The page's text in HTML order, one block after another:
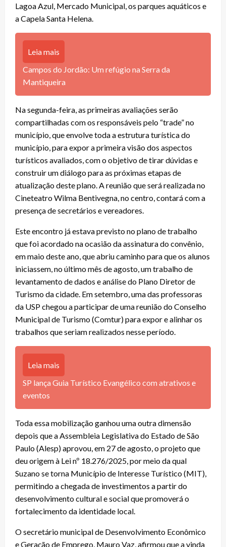
Lagoa Azul, Mercado Municipal, os parques aquáticos e
a Capela Santa Helena.
Leia mais
Campos do Jordão: Um refúgio na Serra da
Mantiqueira
Na segunda-feira, as primeiras avaliações serão
compartilhadas com os responsáveis pelo “trade” no
município, que envolve toda a estrutura turística do
município, para expor a primeira visão dos aspectos
turísticos avaliados, com o objetivo de tirar dúvidas e
construir um diálogo para as próximas etapas de
atualização deste plano. A reunião que será realizada no
Cineteatro Wilma Bentivegna, no centro, contará com a
presença de secretários e vereadores.
Este encontro já estava previsto no plano de trabalho
que foi acordado na ocasião da assinatura do convênio,
em maio deste ano, que abriu caminho para que os alunos
iniciassem, no último mês de agosto, um trabalho de
levantamento de dados e análise do Plano Diretor de
Turismo da cidade. Em setembro, uma das professoras
da USP chegou a participar de uma reunião do Conselho
Municipal de Turismo (Comtur) para expor e alinhar os
trabalhos que seriam realizados nesse período.
Leia mais
SP lança Guia Turístico Evangélico com atrativos e
eventos
Toda essa mobilização ganhou uma outra dimensão
depois que a Assembleia Legislativa do Estado de São
Paulo (Alesp) aprovou, em 27 de agosto, o projeto que
deu origem à Lei nº 18.276/2025, por meio da qual
Suzano se torna Município de Interesse Turístico (MIT),
permitindo a chegada de investimentos a partir do
desenvolvimento cultural e social que promoverá o
fortalecimento da identidade local.
O secretário municipal de Desenvolvimento Econômico
e Geração de Emprego, Mauro Vaz, afirmou que a vinda